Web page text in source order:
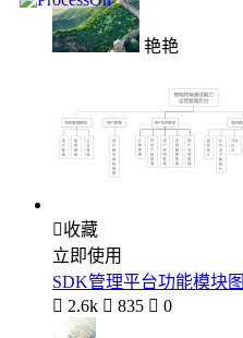
艳艳
收藏
立即使用
SDK管理平台功能模块图
 2.6k  835  0